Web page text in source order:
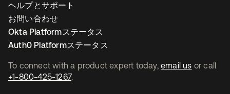
To connect with a product expert today, email us or call
+1-800-425-1267.
ヘルプとサポート
お問い合わせ
Okta Platformステータス
Auth0 Platformステータス